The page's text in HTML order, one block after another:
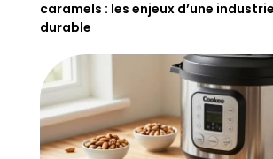
caramels : les enjeux d’une
durable